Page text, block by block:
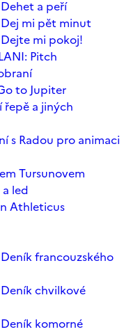
a peří
mi pět minut
mi pokoj!
Pitch
to Jupiter
řepě a jiných
s Radou pro animaci
Tursunovem
led
Athleticus
francouzského
chvilkové
komorné